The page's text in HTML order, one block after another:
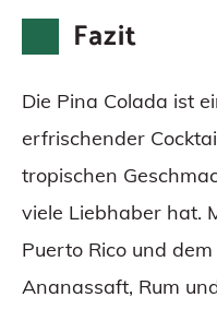
Fazit
Die Pina Colada ist
erfrischender
tropischen
viele Liebhaber hat.
Puerto Rico und
Ananassaft, Rum